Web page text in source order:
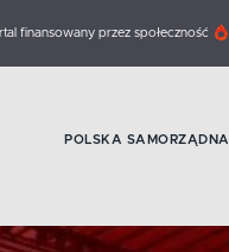
finansowany przez społeczność
POLSKA SAMORZĄDNA